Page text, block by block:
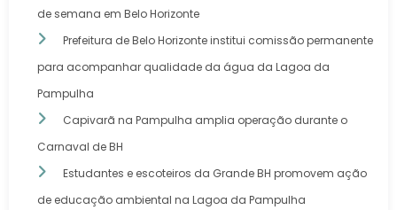
de semana em Belo Horizonte
Prefeitura de Belo Horizonte institui comissão permanente
para acompanhar qualidade da água da Lagoa da
Pampulha
Capivarã na Pampulha amplia operação durante o
Carnaval de BH
Estudantes e escoteiros da Grande BH promovem ação
de educação ambiental na Lagoa da Pampulha